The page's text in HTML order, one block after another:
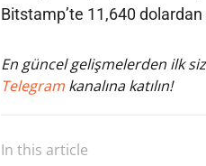
Bitstamp’te 11,640 dolardan
En güncel gelişmelerden ilk
Telegram kanalına katılın!
In this article